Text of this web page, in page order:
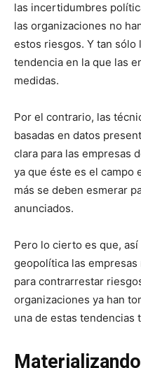
las incertidumbres
las organizaciones no
estos riesgos. Y tan sólo
tendencia en la que las
medidas.
Por el contrario, las
basadas en datos
clara para las empresas
ya que éste es el campo
más se deben esmerar
anunciados.
Pero lo cierto es que,
geopolítica las
para contrarrestar
organizaciones ya han
una de estas tendencias